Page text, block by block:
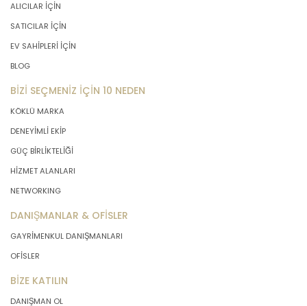
ALICILAR İÇİN
SATICILAR İÇİN
EV SAHİPLERİ İÇİN
BLOG
BİZİ SEÇMENİZ İÇİN 10 NEDEN
KÖKLÜ MARKA
DENEYİMLİ EKİP
GÜÇ BİRLİKTELİĞİ
HİZMET ALANLARI
NETWORKING
DANIŞMANLAR & OFİSLER
GAYRİMENKUL DANIŞMANLARI
OFİSLER
BİZE KATILIN
DANIŞMAN OL